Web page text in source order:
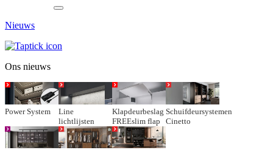
Nieuws
Ons nieuws
Power System
Line
lichtlijsten
Klapdeurbeslag
FREEslim flap
Schuifdeursystemen
Cinetto